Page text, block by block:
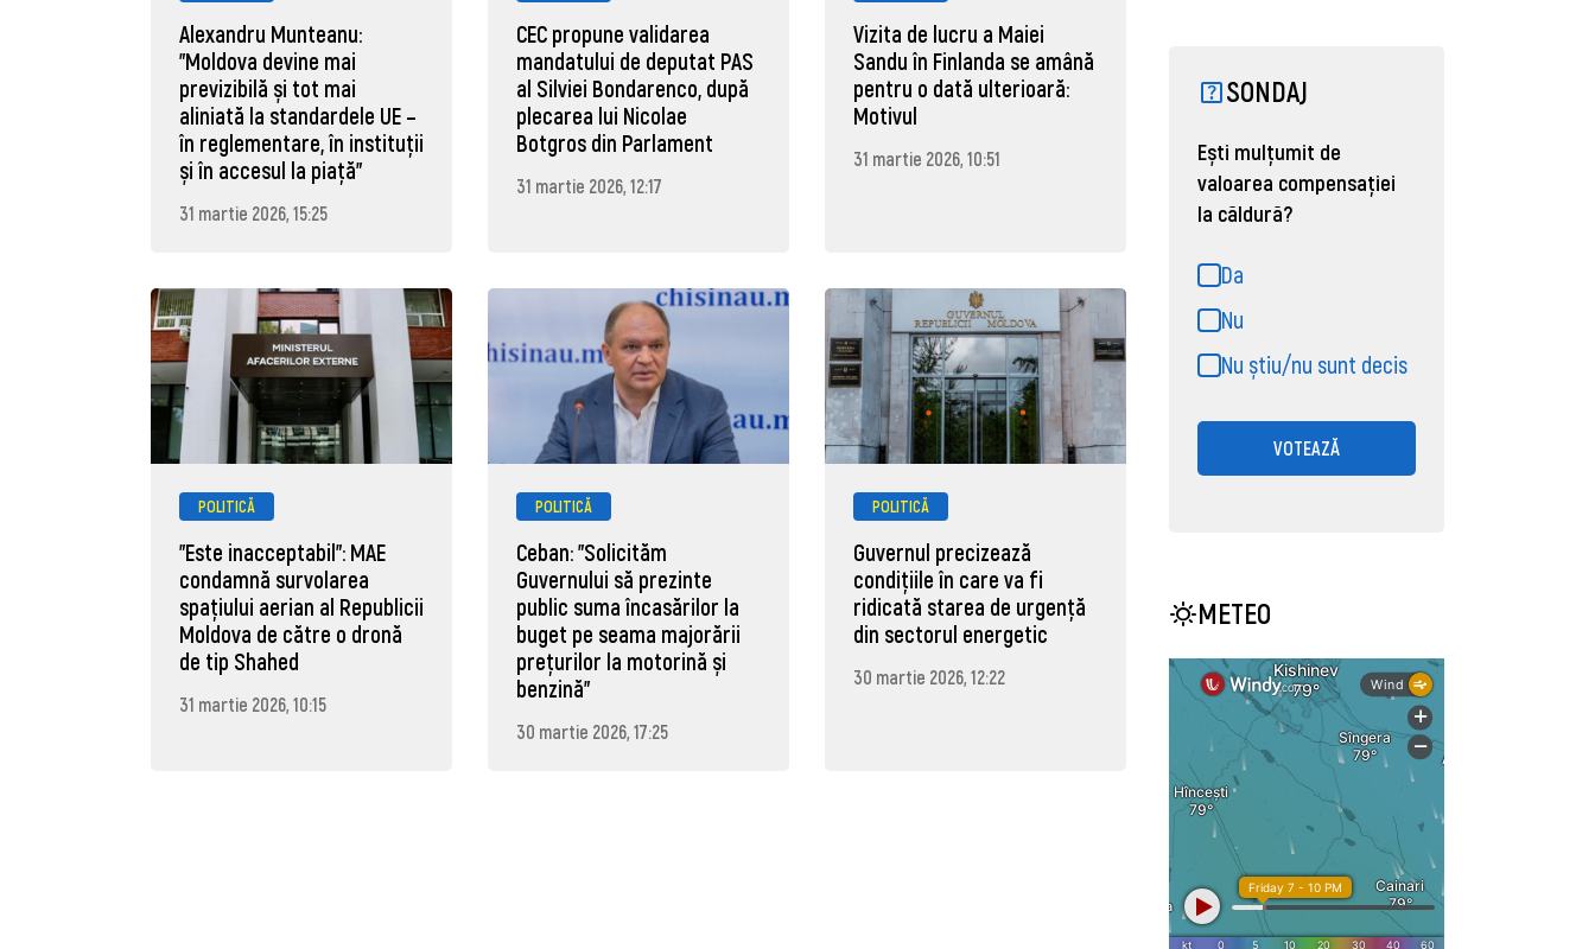
Alexandru Munteanu:
"Moldova devine mai
previzibilă și tot mai
aliniată la standardele UE –
în reglementare, în instituții
și în accesul la piață"
31 martie 2026, 15:25
CEC propune validarea
mandatului de deputat PAS
al Silviei Bondarenco, după
plecarea lui Nicolae
Botgros din Parlament
31 martie 2026, 12:17
Vizita de lucru a Maiei
Sandu în Finlanda se amână
pentru o dată ulterioară:
Motivul
31 martie 2026, 10:51
POLITICĂ
"Este inacceptabil": MAE
condamnă survolarea
spațiului aerian al Republicii
Moldova de către o dronă
de tip Shahed
31 martie 2026, 10:15
POLITICĂ
Ceban: "Solicităm
Guvernului să prezinte
public suma încasărilor la
buget pe seama majorării
prețurilor la motorină și
benzină"
30 martie 2026, 17:25
POLITICĂ
Guvernul precizează
condițiile în care va fi
ridicată starea de urgență
din sectorul energetic
30 martie 2026, 12:22
SONDAJ
Ești mulțumit de
valoarea compensației
la căldură?
Da
Nu
Nu știu/nu sunt decis
VOTEAZĂ
METEO